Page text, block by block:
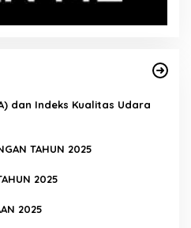
dan Indeks Kualitas Udara
TAHUN 2025
2025
2025